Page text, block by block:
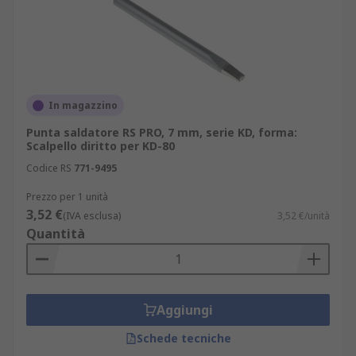
di affidabilità operativa: disponibilità immediata
di tutte le configurazioni, consegna veloce e
documentazione tecnica completa ti permettono
di pianificare interventi di manutenzione senza
In magazzino
Punta saldatore RS PRO, 7 mm, serie KD, forma:
Scalpello diritto per KD-80
Codice RS 771-9495
Prezzo per 1 unità
3,52 €(IVA esclusa) 3,52 €/unità
Quantità
Aggiungi
Schede tecniche